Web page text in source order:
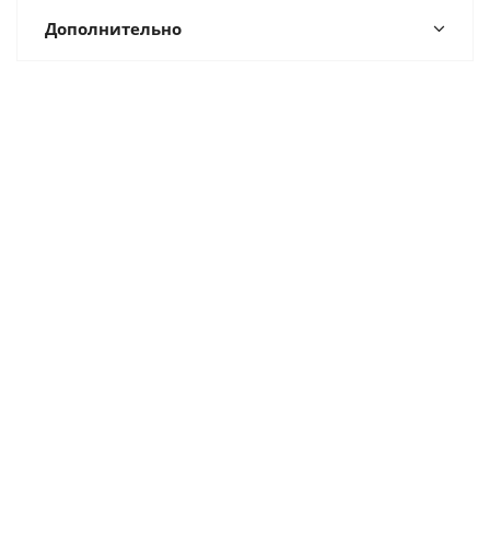
Дополнительно